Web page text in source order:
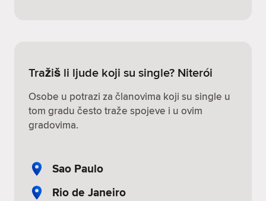
Tražiš li ljude koji su single? Niterói
Osobe u potrazi za članovima koji su single u
tom gradu često traže spojeve i u ovim
gradovima.
Sao Paulo
Rio de Janeiro